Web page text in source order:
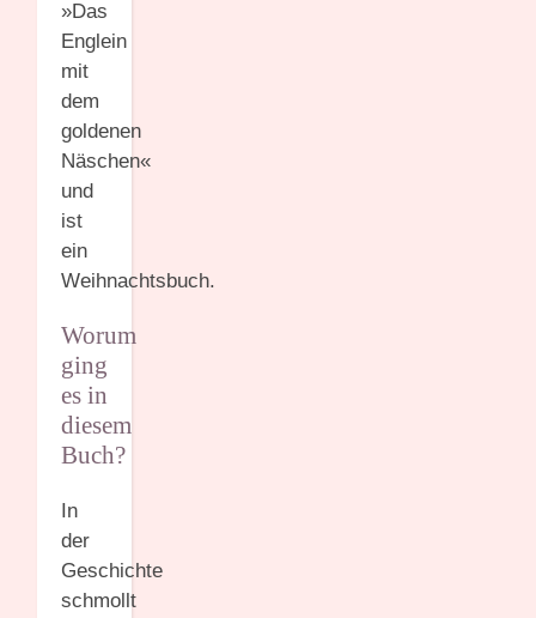
»Das
Englein
mit
dem
goldenen
Näschen«
und
ist
ein
Weihnachtsbuch.
Worum
ging
es in
diesem
Buch?
In
der
Geschichte
schmollt